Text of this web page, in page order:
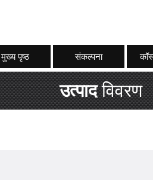
मुख्य पृष्ठ संकल्पना
उत्पादविवरण